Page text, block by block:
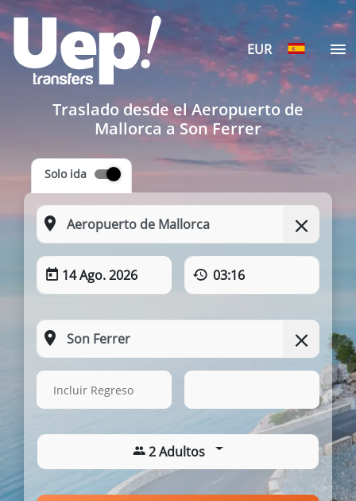
EUR
Traslado desde el Aeropuerto de
Mallorca a Son Ferrer
Solo ida
14 Ago. 2026 03:16
14 Ago. 2026
Incluir Regreso
2 Adultos